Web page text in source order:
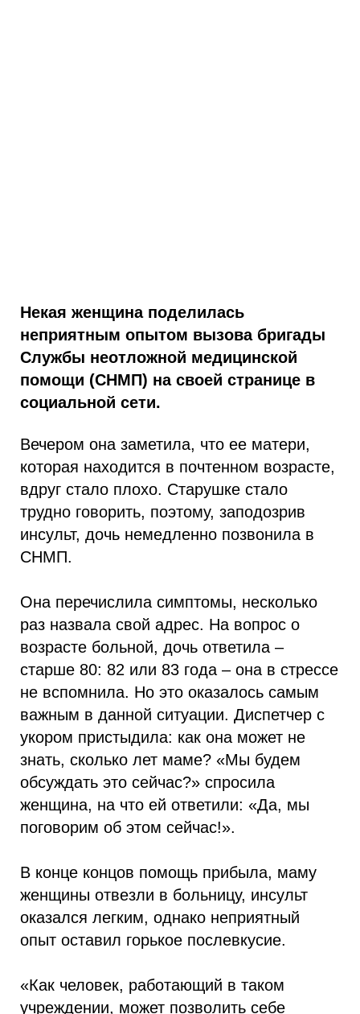
Некая женщина поделилась
неприятным опытом вызова бригады
Службы неотложной медицинской
помощи (СНМП) на своей странице в
социальной сети.
Вечером она заметила, что ее матери,
которая находится в почтенном возрасте,
вдруг стало плохо. Старушке стало
трудно говорить, поэтому, заподозрив
инсульт, дочь немедленно позвонила в
СНМП.
Она перечислила симптомы, несколько
раз назвала свой адрес. На вопрос о
возрасте больной, дочь ответила –
старше 80: 82 или 83 года – она в стрессе
не вспомнила. Но это оказалось самым
важным в данной ситуации. Диспетчер с
укором пристыдила: как она может не
знать, сколько лет маме? «Мы будем
обсуждать это сейчас?» спросила
женщина, на что ей ответили: «Да, мы
поговорим об этом сейчас!».
В конце концов помощь прибыла, маму
женщины отвезли в больницу, инсульт
оказался легким, однако неприятный
опыт оставил горькое послевкусие.
«Как человек, работающий в таком
учреждении, может позволить себе